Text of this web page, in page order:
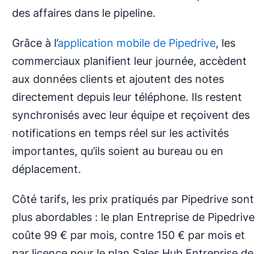
des affaires dans le pipeline.
Grâce à l’application mobile de Pipedrive, les
commerciaux planifient leur journée, accèdent
aux données clients et ajoutent des notes
directement depuis leur téléphone. Ils restent
synchronisés avec leur équipe et reçoivent des
notifications en temps réel sur les activités
importantes, qu’ils soient au bureau ou en
déplacement.
Côté tarifs, les prix pratiqués par Pipedrive sont
plus abordables : le plan Entreprise de Pipedrive
coûte 99 € par mois, contre 150 € par mois et